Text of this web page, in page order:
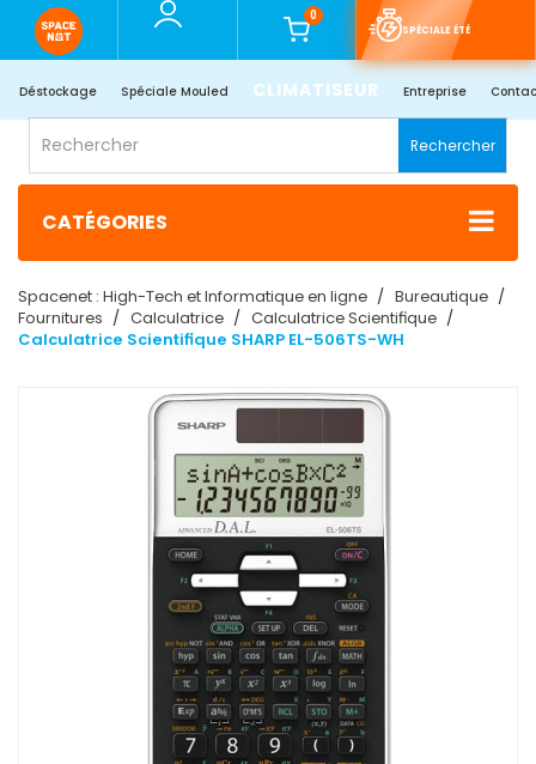
0
SPÉCIALE ÉTÉ
Déstockage Spéciale Mouled CLIMATISEUR Entreprise
Rechercher
CATÉGORIES
Spacenet : High-Tech et Informatique en ligne
Bureautique
Fournitures
Calculatrice
Calculatrice Scientifique
Calculatrice Scientifique SHARP EL-506TS-WH